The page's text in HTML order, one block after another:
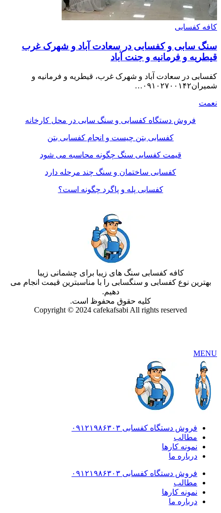
کافه کفسابی
سنگ سابی و کفسابی در سعادت آباد و شهرک غرب
قیطریه و فرمانیه و جنت آباد
کفسابی در سعادت آباد و شهرک غرب، قیطریه و فرمانیه و
شمیران۰۹۱۰۲۷۰۰۱۴۲…
نعمت
فروش دستگاه کفسابی و سنگ سابی در محل کارخانه
کفسابی بتن چیست و انجام کفسابی بتن
قیمت کفسابی سنگ چگونه محاسبه می شود
کفسابی ساختمان و سنگ چند مرحله دارد
کفسابی پله و پاگرد چگونه است؟
کافه کفسابی سنگ های زیبا برای چشمانی زیبا
بهترین نوع کفسابی و سنگسابی را با مناسبترین قیمت انجام می
دهیم.
کلیه حقوق محفوظ است.
Copyright © 2024 cafekafsabi All rights reserved
MENU
فروش دستگاه کفسابی ۰۹۱۲۱۹۸۶۳۰۳
مطالب
نمونه کارها
درباره ما
فروش دستگاه کفسابی ۰۹۱۲۱۹۸۶۳۰۳
مطالب
نمونه کارها
درباره ما